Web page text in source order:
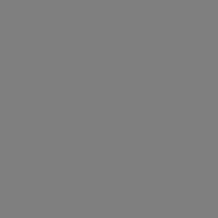
seit 1920,
Bremen,